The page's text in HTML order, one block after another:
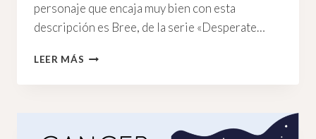
personaje que encaja muy bien con esta
descripción es Bree, de la serie «Desperate…
LEER MÁS LA